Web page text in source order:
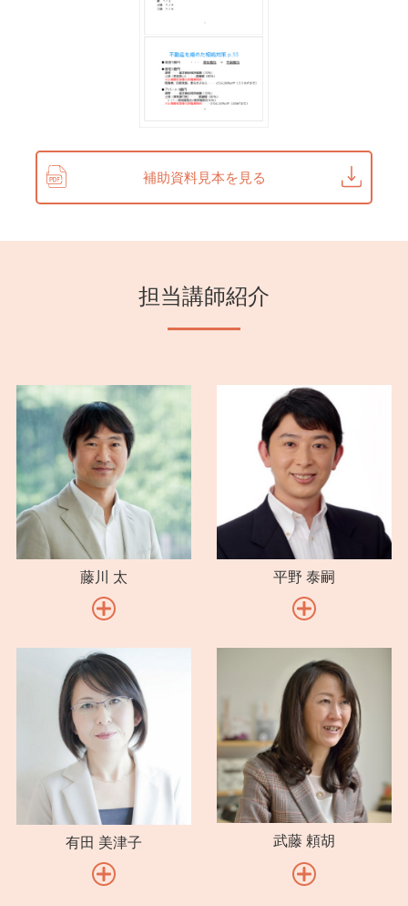
6-1-3 小規模企業共済
6-1-5 一時払い終身保険
6-1-6 投資信託の積み立て
6-1-7 自分年金のプランニング
vol.7 「定年」との向き合い方
7-1-2 孤立しないための友人づくり
7-1-4 タイムデザイン
8-1-1 キャリアを後悔しないためにやるべきこと
8-1-2 早期退職制度
8-1-3 定年後の働き方の3つのパターン
8-1-4 知っておきたい雇用保険
8-1-5 副業で収入を増やす
study 2 定年起業という選択肢
8-2-1 定年起業のメリット
8-2-2 個人事業主か法人設立か
8-2-3 起業に向いている人、向いていない人
vol.9 老後の生きがいを考える
study 1 生きがいについて考える
9-1-1 どのようなときに生きがいを感じるか
study 2 仕事以外の活動について考える
9-2-1 定年後に続けられる趣味を持つ
9-2-2 生涯学習活動
9-2-3 地域貢献活動
9-2-4 ボランティア活動
9-2-5 孤独にならないためのコミュニケーション
補助資料見本を見る
担当講師紹介
藤川 太 平野 泰嗣
有田 美津子 武藤 頼胡